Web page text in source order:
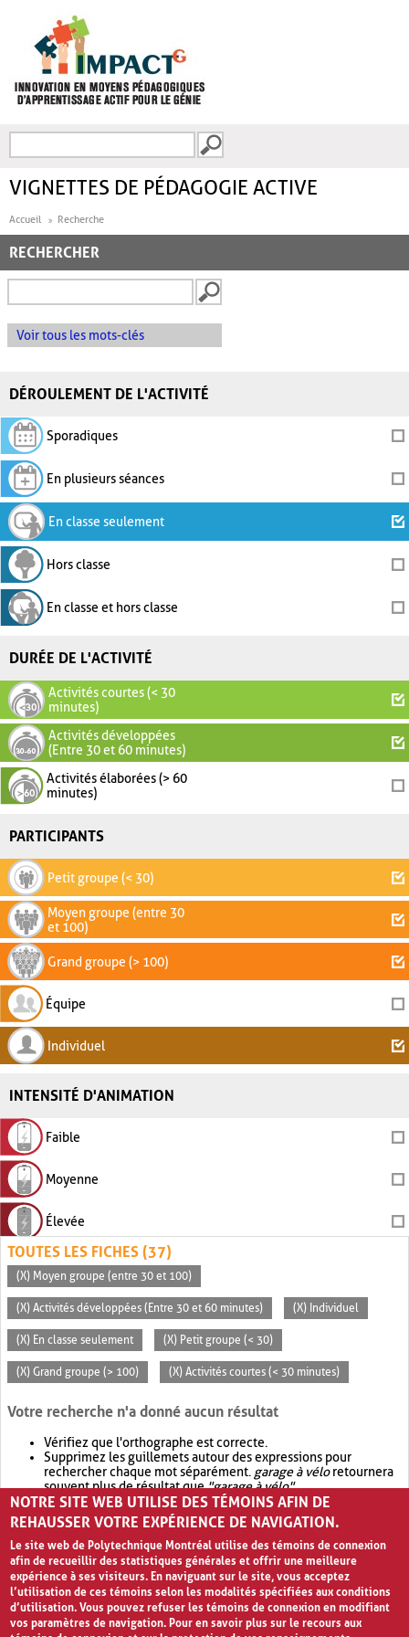
FORMULAIRE DE
VIGNETTES DE PÉDAGOGIE ACTIVE
Accueil Recherche
RECHERCHER
Voir tous les mots-clés
DÉROULEMENT DE L'ACTIVITÉ
Sporadiques
En plusieurs séances
En classe seulement
Hors classe
En classe et hors classe
DURÉE DE L'ACTIVITÉ
Activités courtes (< 30
minutes)
Activités développées
(Entre 30 et 60 minutes)
Activités élaborées (> 60
minutes)
PARTICIPANTS
Petit groupe (< 30)
Moyen groupe (entre 30
et 100)
Grand groupe (> 100)
Équipe
Individuel
INTENSITÉ D'ANIMATION
Faible
Moyenne
Élevée
TOUTES LES FICHES (37)
(X) Moyen groupe (entre 30 et 100)
(X) Activités développées (Entre 30 et 60 minutes) (X) Individuel
(X) En classe seulement (X) Petit groupe (< 30)
(X) Grand groupe (> 100) (X) Activités courtes (< 30 minutes)
Votre recherche n'a donné aucun résultat
Vérifiez que l'orthographe est correcte.
Supprimez les guillemets autour des expressions pour
rechercher chaque mot séparément. garage à véloretournera
souvent plus de résultat que"garage à vélo".
Envisagez d'élargir votre recherche avec OR.garage OR vélo
retournera souvent plus de résultat quegarage à vélo
NOTRE SITE WEB UTILISE DES TÉMOINS AFIN DE
REHAUSSER VOTRE EXPÉRIENCE DE NAVIGATION.
Le site web de Polytechnique Montréal utilise des témoins de connexion
afin de recueillir des statistiques générales et offrir une meilleure
expérience à ses visiteurs. En naviguant sur le site, vous acceptez
l’utilisation de ces témoins selon les modalités spécifiées aux conditions
d’utilisation. Vous pouvez refuser les témoins de connexion en modifiant
vos paramètres de navigation. Pour en savoir plus sur le recours aux